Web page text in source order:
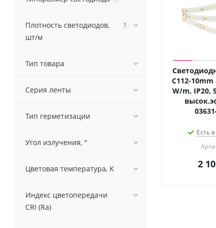
C112-10mm
W/m, IP20,
Есть
2
Плотность светодиодов,
шт/м
?
Тип товара
Серия ленты
Тип герметизации
Угол излучения, °
Цветовая температура, K
Индекс цветопередачи
CRI (Ra)